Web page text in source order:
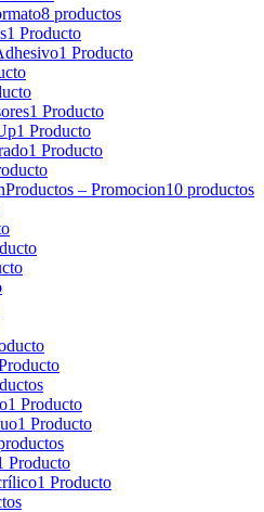
8 productos
1 Producto
1 Producto
1 Producto
1 Producto
1 Producto
Productos – Promocion10 productos
1 Producto
1 Producto
Producto
1 Producto